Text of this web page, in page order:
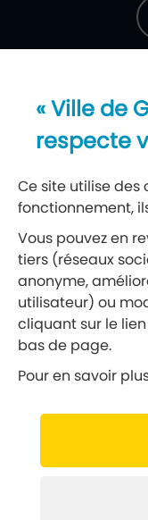
Mentions
Gérer vos
« Ville de
respecte
Ce site utilise des
fonctionnement,
Vous pouvez en
tiers (réseaux
anonyme,
utilisateur) ou
cliquant sur le lien
bas de page.
Pour en savoir